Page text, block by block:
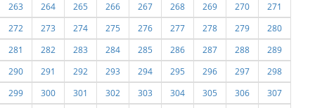
263
264 265 266 267 268 269 270
271
272
273 274 275 276 277 278 279
280
281
282 283 284 285 286 287 288
289
290
291 292 293 294 295 296 297
298
299
300 301 302 303 304 305 306
307